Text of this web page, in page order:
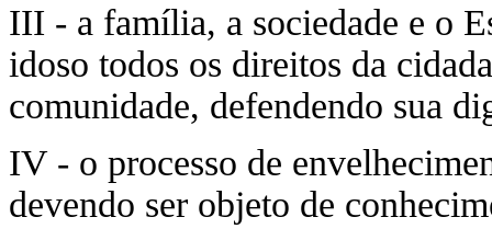
III - a família, a sociedade e o
idoso todos os direitos da
comunidade, defendendo sua
IV - o processo de
devendo ser objeto de